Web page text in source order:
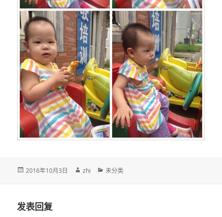
发
2016年10月3日
作
zhi
分
未分类
发表回复